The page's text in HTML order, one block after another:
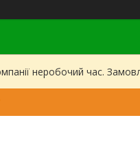
неробочий час.